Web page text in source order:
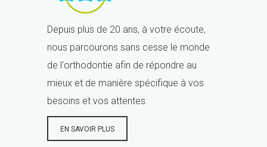
Depuis plus de 20 ans, à votre écoute,
nous parcourons sans cesse le monde
de l'orthodontie afin de répondre au
mieux et de manière spécifique à vos
besoins et vos attentes.
EN SAVOIR PLUS